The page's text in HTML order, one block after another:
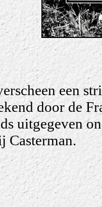
een
door de
uitgegeven
Casterman.